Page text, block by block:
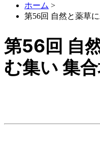
ホーム >
第56回 自然と薬草
第56回 自
む集い 集